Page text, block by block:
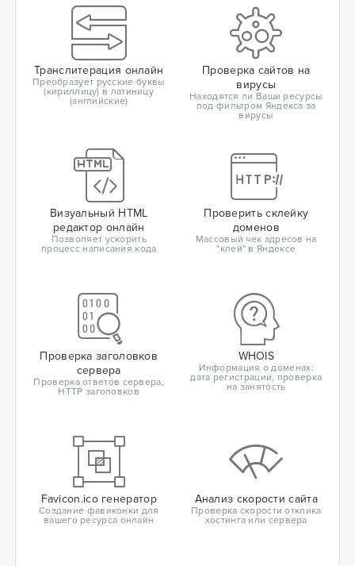
Транслитерация онлайн
Преобразует русские буквы
(кириллицу) в латиницу
(английские)
Проверка сайтов на
вирусы
Находятся ли Ваши ресурсы
под фильтром Яндекса за
вирусы
Визуальный HTML
редактор онлайн
Позволяет ускорить
процесс написания кода
Проверить склейку
доменов
Массовый чек адресов на
"клей" в Яндексе
Проверка заголовков
сервера
Проверка ответов сервера,
HTTP заголовков
WHOIS
Информация о доменах:
дата регистрации, проверка
на занятость
Favicon.ico генератор
Создание фавиконки для
вашего ресурса онлайн
Анализ скорости сайта
Проверка скорости отклика
хостинга или сервера